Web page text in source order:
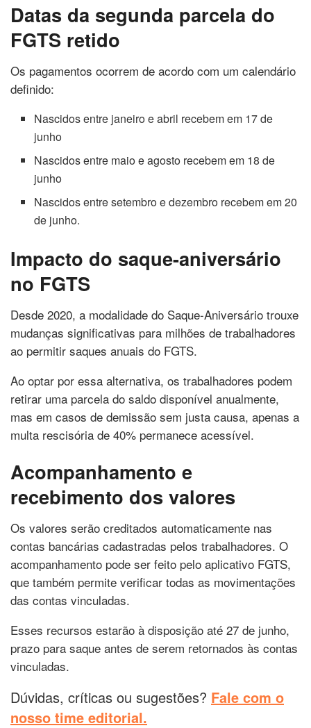
Datas da segunda parcela do
FGTS retido
Os pagamentos ocorrem de acordo com um calendário
definido:
Nascidos entre janeiro e abril recebem em 17 de
junho
Nascidos entre maio e agosto recebem em 18 de
junho
Nascidos entre setembro e dezembro recebem em 20
de junho.
Impacto do saque-aniversário
no FGTS
Desde 2020, a modalidade do Saque-Aniversário trouxe
mudanças significativas para milhões de trabalhadores
ao permitir saques anuais do FGTS.
Ao optar por essa alternativa, os trabalhadores podem
retirar uma parcela do saldo disponível anualmente,
mas em casos de demissão sem justa causa, apenas a
multa rescisória de 40% permanece acessível.
Acompanhamento e
recebimento dos valores
Os valores serão creditados automaticamente nas
contas bancárias cadastradas pelos trabalhadores. O
acompanhamento pode ser feito pelo aplicativo FGTS,
que também permite verificar todas as movimentações
das contas vinculadas.
Esses recursos estarão à disposição até 27 de junho,
prazo para saque antes de serem retornados às contas
vinculadas.
Dúvidas, críticas ou sugestões? Fale com o
nosso time editorial.